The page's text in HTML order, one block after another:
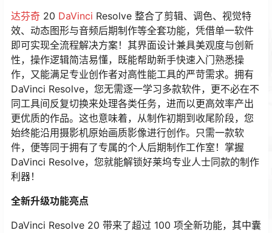
达芬奇 20 DaVinci Resolve 整合了剪辑、调色、视觉特
效、动态图形与音频后期制作等全套功能，凭借单一软件
即可实现全流程解决方案！其界面设计兼具美观度与创新
性，操作逻辑简洁易懂，既能帮助新手快速入门熟悉操
作，又能满足专业创作者对高性能工具的严苛需求。拥有
DaVinci Resolve，您无需逐一学习多款软件，更不必在不
同工具间反复切换来处理各类任务，进而以更高效率产出
更优质的作品。这也意味着，从制作初期到收尾阶段，您
始终能沿用摄影机原始画质影像进行创作。只需一款软
件，便等同于拥有了专属的个人后期制作工作室！掌握
DaVinci Resolve，您就能解锁好莱坞专业人士同款的制作
利器！​
全新升级功能亮点​
DaVinci Resolve 20 带来了超过 100 项全新功能，其中囊